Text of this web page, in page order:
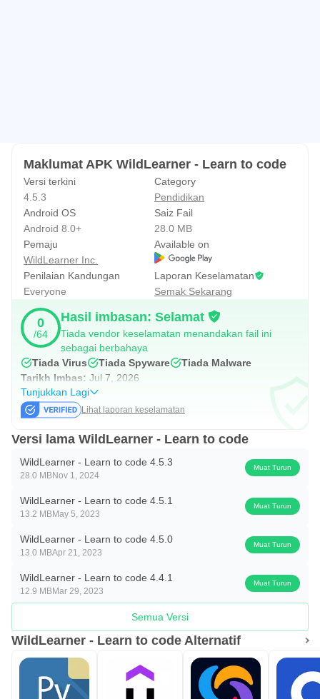
Maklumat APK WildLearner - Learn to code
Versi terkini
4.5.3
Category
Pendidikan
Android OS
Android 8.0+
Saiz Fail
28.0 MB
Pemaju
WildLearner Inc.
Available on
Penilaian Kandungan
Everyone
Laporan Keselamatan
Semak Sekarang
0
/64
Hasil imbasan: Selamat
Tiada vendor keselamatan menandakan fail ini
sebagai berbahaya
Tiada Virus
Tiada Spyware
Tiada Malware
Tarikh Imbas: Jul 7, 2026
Tunjukkan Lagi
Lihat laporan keselamatan
Versi lama WildLearner - Learn to code
WildLearner - Learn to code 4.5.3
28.0 MBNov 1, 2024
Muat Turun
WildLearner - Learn to code 4.5.1
13.2 MBMay 5, 2023
Muat Turun
WildLearner - Learn to code 4.5.0
13.0 MBApr 21, 2023
Muat Turun
WildLearner - Learn to code 4.4.1
12.9 MBMar 29, 2023
Muat Turun
Semua Versi
WildLearner - Learn to code Alternatif